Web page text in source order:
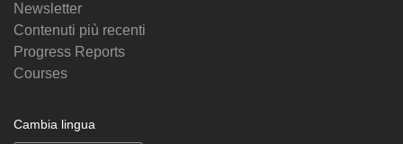
Newsletter
Contenuti più recenti
Progress Reports
Courses
Cambia lingua